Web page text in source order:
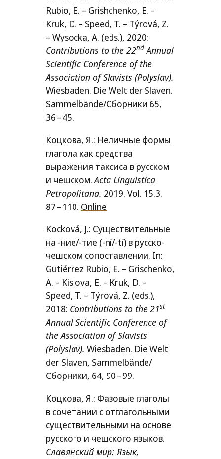
Rubio, E. – Grishchenko, E. –
Kruk, D. – Speed, T. – Týrová, Z.
– Wysocka, A. (eds.), 2020:
Contributions to the 22nd Annual
Scientific Conference of the
Association of Slavists (Polyslav).
Wiesbaden. Die Welt der Slaven.
Sammelbände/​Сборники 65,
36 – 45.
Коцкова, Я.: Неличные формы
глагола как средства
выражения таксиса в русском
и чешском.Acta Linguistica
Petropolitana. 2019. Vol. 15.3.
87 – 110. Online
Kocková, J.: Существительные
на ‑ние/-тие (-ní/-tí) в русско-
чешском сопоставлении. In:
Gutiérrez Rubio, E. – Grischenko,
A. – Kislova, E. – Kruk, D. –
Speed, T. – Týrová, Z. (eds.),
2018: Contributions to the 21st
Annual Scientific Conference of
the Association of Slavists
(Polyslav). Wiesbaden. Die Welt
der Slaven, Sammelbände/​
Сборники, 64, 90 – 99.
Коцкова, Я.: Фазовые глаголы
в сочетании с отглагольными
существительными на основе
русского и чешского языков.
Славянский мир: Язык,